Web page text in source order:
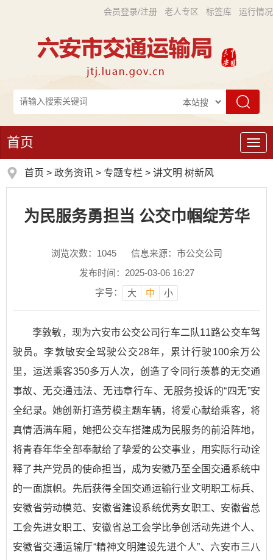
会员登录/注册 老人专区 标签库 运行情况
导
航
首页
首页 > 政务资讯 > 专题专栏 > 讲文明 树新风
为民服务勇担当 公交巾帼绽芳华
浏览次数： 1045
信息来源：市公交公司
发布时间：2025-03-06 16:27
字号：
大 中 小
李敦敏，现为六安市公交公司行车二队11路公交车驾
驶员。李敦敏安全驾驶公交28年，累计行驶100余万公
里，运送乘客350多万人次，创造了令同行羡慕的无交通
事故、无交通违法、无违章行车、无服务投诉的“四无”安
全纪录。她创新打造劳模主题车辆，将爱心献给乘客，将
真情洒满车厢，她把公交车搭建成为民服务的前沿阵地，
将青春年华全部奉献给了挚爱的公交事业，用实际行动诠
释了共产党员的使命担当，成为安徽乃至全国交通系统中
的一面旗帜。先后获得全国交通运输行业文明职工标兵、
安徽省劳动模范、安徽省建设系统优秀女职工、安徽省总
工会先进女职工、安徽省总工会学比争创活动先进个人、
安徽省交通运输厅“精神文明建设先进个人”、六安市三八